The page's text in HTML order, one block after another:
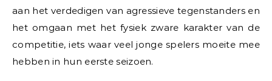
aan het verdedigen van agressieve tegenstanders en
het omgaan met het fysiek zware karakter van de
competitie, iets waar veel jonge spelers moeite mee
hebben in hun eerste seizoen.